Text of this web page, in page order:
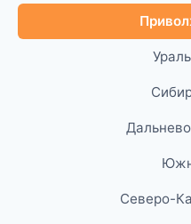
Северо-